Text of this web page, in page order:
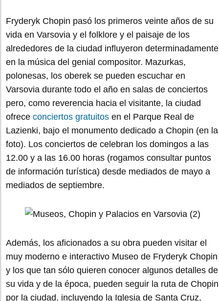
Fryderyk Chopin pasó los primeros veinte años de su
vida en Varsovia y el folklore y el paisaje de los
alrededores de la ciudad influyeron determinadamente
en la música del genial compositor. Mazurkas,
polonesas, los oberek se pueden escuchar en
Varsovia durante todo el año en salas de conciertos
pero, como reverencia hacia el visitante, la ciudad
ofrece conciertos gratuitos en el Parque Real de
Lazienki, bajo el monumento dedicado a Chopin (en la
foto). Los conciertos de celebran los domingos a las
12.00 y a las 16.00 horas (rogamos consultar puntos
de información turística) desde mediados de mayo a
mediados de septiembre.
Además, los aficionados a su obra pueden visitar el
muy moderno e interactivo Museo de Fryderyk Chopin
y los que tan sólo quieren conocer algunos detalles de
su vida y de la época, pueden seguir la ruta de Chopin
por la ciudad, incluyendo la Iglesia de Santa Cruz,